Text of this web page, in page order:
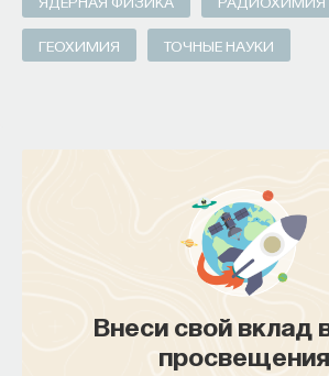
ГЕОХИМИЯ ТОЧНЫЕ НАУКИ
Внеси свой вклад